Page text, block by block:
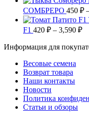
300 ₽
–
2,585 ₽
СОМБРЕРО 450 ₽
F1 420 ₽ – 3,590 ₽
Информация для
Весовые семена
Возврат товара
Наши контакты
Новости
Политика
Статьи и обзоры